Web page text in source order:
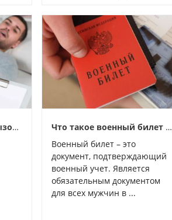
Особенности услуги вызова нарколога на дом в Нижнем Новгороде
Что такое военный билет и для чего он требуется?
Военный билет – это
документ, подтверждающий
военный учет. Является
обязательным документом
для всех мужчин в ...